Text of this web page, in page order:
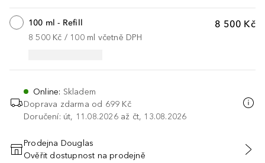
8 500 Kč
100 ml - Refill
8 500 Kč / 100 ml včetně DPH
Online: Skladem
Doprava zdarma od 699 Kč
Doručení: út, 11.08.2026 až čt, 13.08.2026
PŘIDAT DO KOŠÍKU
Prodejna Douglas
Ověřit dostupnost na prodejně